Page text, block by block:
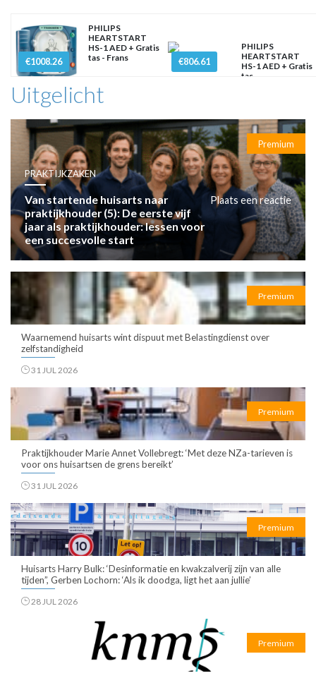
€1008.26
PHILIPS
HEARTSTART
HS-1 AED + Gratis
tas - Frans
€806.61
PHILIPS
HEARTSTART
HS-1 AED + Gratis
tas
Uitgelicht
Premium
PRAKTIJKZAKEN
Van startende huisarts naar
praktijkhouder (5): De eerste vijf
jaar als praktijkhouder: lessen voor
een succesvolle start
Plaats een reactie
Premium
Waarnemend huisarts wint dispuut met Belastingdienst over
zelfstandigheid
31 JUL 2026
Premium
Praktijkhouder Marie Annet Vollebregt: ‘Met deze NZa-tarieven is
voor ons huisartsen de grens bereikt’
31 JUL 2026
Premium
Huisarts Harry Bulk: ‘Desinformatie en kwakzalverij zijn van alle
tijden”, Gerben Lochorn: ‘Als ik doodga, ligt het aan jullie’
28 JUL 2026
Premium